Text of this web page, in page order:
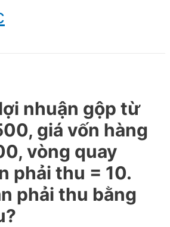
nhuận gộp từ
giá vốn hàng
vòng quay
phải thu = 10.
phải thu bằng